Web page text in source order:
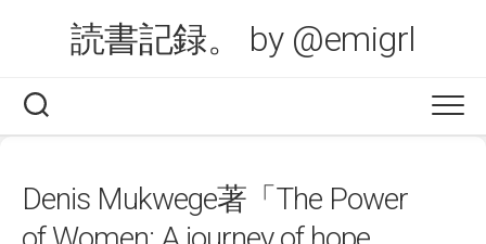
読書記録。 by @emigrl
Denis Mukwege著「The Power